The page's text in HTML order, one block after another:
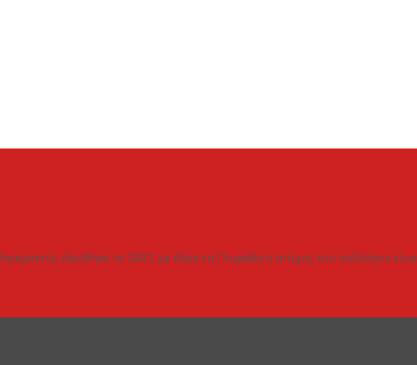
ιδρύθηκε το 2007, με έδρα τη Γλυφάδα ο στόχος του συλλόγου